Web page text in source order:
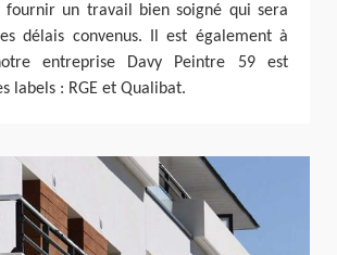
fournir un travail bien soigné qui sera
délais convenus. Il est également à
entreprise Davy Peintre 59 est
labels : RGE et Qualibat.